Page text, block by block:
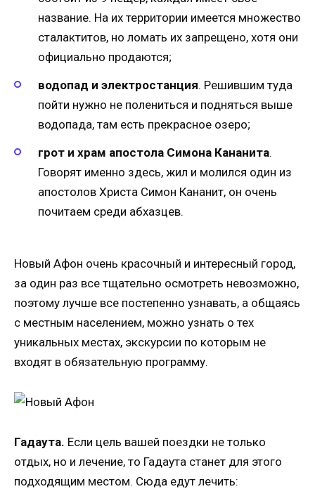
название. На их территории имеется множество
сталактитов, но ломать их запрещено, хотя они
официально продаются;
водопад и электростанция. Решившим туда
пойти нужно не полениться и подняться выше
водопада, там есть прекрасное озеро;
грот и храм апостола Симона Кананита.
Говорят именно здесь, жил и молился один из
апостолов Христа Симон Кананит, он очень
почитаем среди абхазцев.
Новый Афон очень красочный и интересный город,
за один раз все тщательно осмотреть невозможно,
поэтому лучше все постепенно узнавать, а общаясь
с местным населением, можно узнать о тех
уникальных местах, экскурсии по которым не
входят в обязательную программу.
Гадаута. Если цель вашей поездки не только
отдых, но и лечение, то Гадаута станет для этого
подходящим местом. Сюда едут лечить: